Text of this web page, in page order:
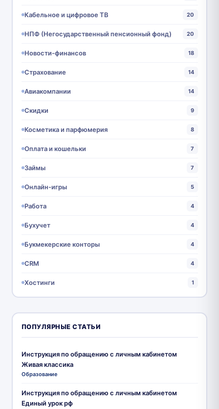
Кабельное и цифровое ТВ 20
НПФ (Негосударственный пенсионный фонд) 20
Новости-финансов 18
Страхование 14
Авиакомпании 14
Скидки 9
Косметика и парфюмерия 8
Оплата и кошельки 7
Займы 7
Онлайн-игры 5
Работа 4
Бухучет 4
Букмекерские конторы 4
CRM 4
Хостинги 1
ПОПУЛЯРНЫЕ СТАТЬИ
Инструкция по обращению с личным кабинетом
Живая классика
Образование
Инструкция по обращению с личным кабинетом
Единый урок рф